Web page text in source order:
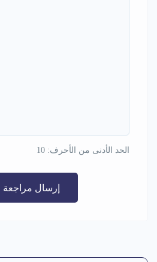
الحد الأدنى من الأحرف: 10
إرسال مراجعة